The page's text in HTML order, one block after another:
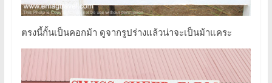
ตรงนี้กั้นเป็นคอกม้า ดูจากรูปร่างแล้วน่าจะเป็นม้าแคระ